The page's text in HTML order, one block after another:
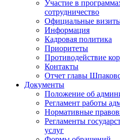
Участие в
сотрудничество
Официальные
Информация
Кадровая политика
Приоритеты
Противодействие
Контакты
Отчет главы
Документы
Положение об
Регламент работы
Нормативные
Регламенты
услуг